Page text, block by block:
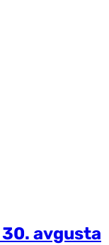
avgusta